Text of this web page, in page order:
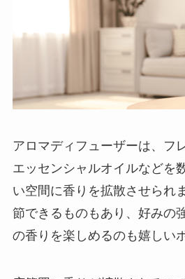
アロマディフューザーは、フ
エッセンシャルオイルなどを
い空間に香りを拡散させられ
節できるものもあり、好みの
の香りを楽しめるのも嬉しい